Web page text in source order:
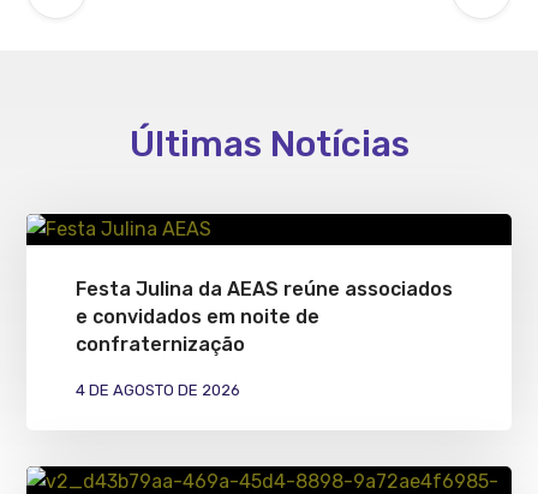
Últimas Notícias
Festa Julina da AEAS reúne associados
e convidados em noite de
confraternização
4 DE AGOSTO DE 2026